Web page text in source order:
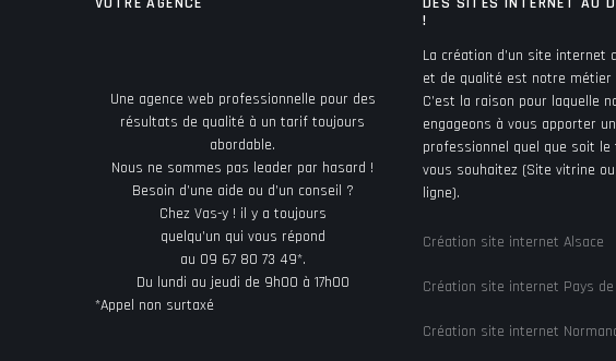
Une agence web professionnelle pour des
résultats de qualité à un tarif toujours
abordable.
Nous ne sommes pas leader par hasard !
Besoin d’une aide ou d’un conseil ?
Chez Vas-y ! il y a toujours
quelqu’un qui vous répond
au 09 67 80 73 49*.
Du lundi au jeudi de 9h00 à 17h00
*Appel non surtaxé
!
La création d’un site internet
et de qualité est notre métier
C’est la raison pour laquelle
engageons à vous apporter
professionnel quel que soit
vous souhaitez (Site vitrine
ligne).
Création site internet Alsace
Création site internet Pays
Création site internet